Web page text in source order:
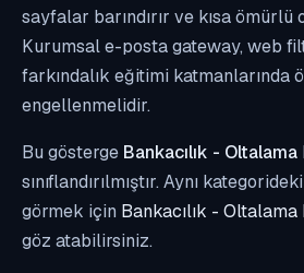
sayfalar barındırır ve kısa
Kurumsal e-posta gateway, web
farkındalık eğitimi katmanlarında
engellenmelidir.
Bu gösterge Bankacılık - Oltalama
sınıflandırılmıştır. Aynı
görmek için Bankacılık -
göz atabilirsiniz.